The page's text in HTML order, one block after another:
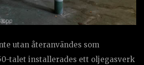
utan återanvändes som
talet installerades ett oljegasverk